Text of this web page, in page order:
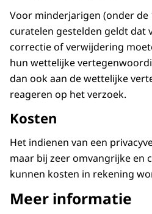
Voor minderjarigen (onder de
curatelen gestelden geldt dat
correctie of verwijdering
hun wettelijke
dan ook aan de wettelijke
reageren op het verzoek.
Kosten
Het indienen van een
maar bij zeer omvangrijke en
kunnen kosten in rekening
Meer informatie